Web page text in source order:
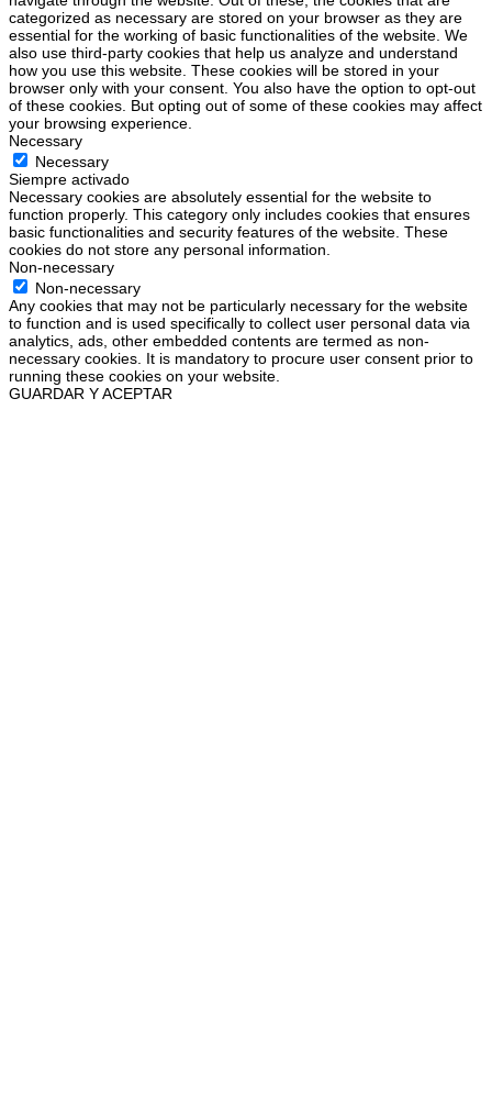
categorized as necessary are stored on your browser as they are
essential for the working of basic functionalities of the website. We
also use third-party cookies that help us analyze and understand
how you use this website. These cookies will be stored in your
browser only with your consent. You also have the option to opt-out
of these cookies. But opting out of some of these cookies may affect
your browsing experience.
Necessary
Necessary
Siempre activado
Necessary cookies are absolutely essential for the website to
function properly. This category only includes cookies that ensures
basic functionalities and security features of the website. These
cookies do not store any personal information.
Non-necessary
Non-necessary
Any cookies that may not be particularly necessary for the website
to function and is used specifically to collect user personal data via
analytics, ads, other embedded contents are termed as non-
necessary cookies. It is mandatory to procure user consent prior to
running these cookies on your website.
GUARDAR Y ACEPTAR